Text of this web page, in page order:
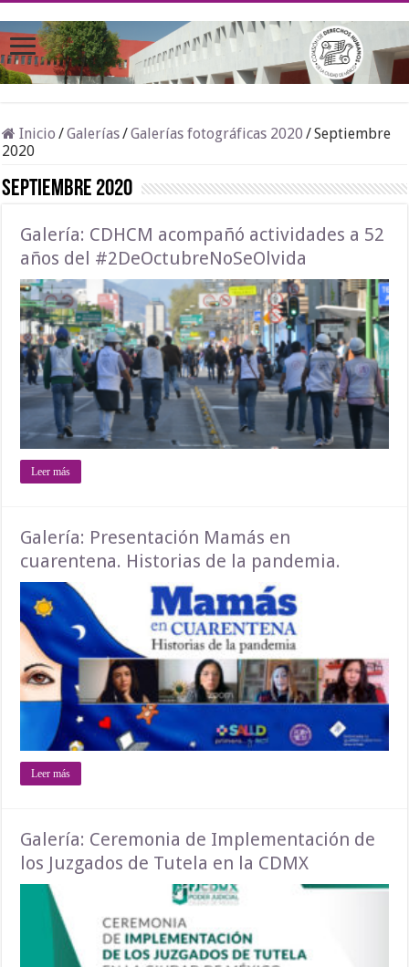
Inicio /Galerías/Galerías fotográficas 2020 /Septiembre
2020
Septiembre 2020
Galería: CDHCM acompañó actividades a 52
años del #2DeOctubreNoSeOlvida
Leer más
Galería: Presentación Mamás en
cuarentena. Historias de la pandemia.
Leer más
Galería: Ceremonia de Implementación de
los Juzgados de Tutela en la CDMX